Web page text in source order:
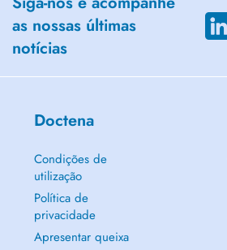
as nossas últimas
notícias
Doctena
Condições de
utilização
Política de
privacidade
Apresentar queixa